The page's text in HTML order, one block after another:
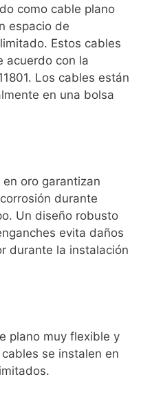
como cable plano
espacio de
Estos cables
acuerdo con la
Los cables están
en una bolsa
oro garantizan
durante
Un diseño robusto
evita daños
durante la instalación
plano muy flexible y
se instalen en